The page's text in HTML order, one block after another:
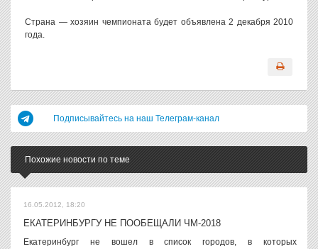
Страна — хозяин чемпионата будет объявлена 2 декабря 2010
года.
Подписывайтесь на наш Телеграм-канал
Похожие новости по теме
16.05.2012, 18:20
ЕКАТЕРИНБУРГУ НЕ ПООБЕЩАЛИ ЧМ-2018
Екатеринбург не вошел в список городов, в которых